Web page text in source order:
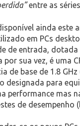
entre as
ainda este
em PCs
de entrada,
por sua vez, é uma
de base de 1.8
designada para
performance mas
de desempenho